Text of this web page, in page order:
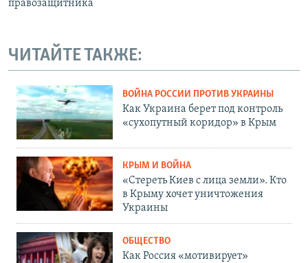
правозащитника
ЧИТАЙТЕ ТАКЖЕ:
ВОЙНА РОССИИ ПРОТИВ УКРАИНЫ
Как Украина берет под контроль
«сухопутный коридор» в Крым
КРЫМ И ВОЙНА
«Стереть Киев с лица земли». Кто
в Крыму хочет уничтожения
Украины
ОБЩЕСТВО
Как Россия «мотивирует»